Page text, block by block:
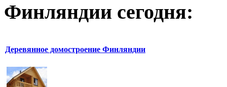
Финляндии сегодня:
Деревянное домостроение Финляндии